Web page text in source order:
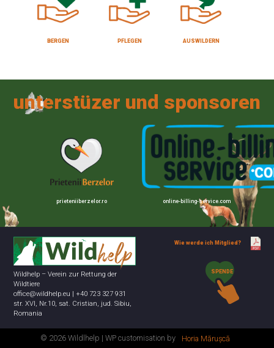
BERGEN PFLEGEN AUSWILDERN
unterstüzer und sponsoren
prieteniiberzelor.ro online-billing-service.com
Wildhelp – Verein zur Rettung der
Wildtiere
office@wildhelp.eu | +40 723 327 931
str. XVI, Nr.10, sat. Cristian, jud. Sibiu,
Romania
Wie werde ich Mitglied?
SPENDE
© 2026 Wildlhelp | WP customisation by Horia Mărușcă